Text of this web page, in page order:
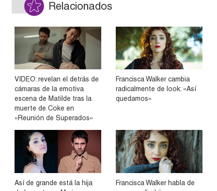
Relacionados
VIDEO: revelan el detrás de
cámaras de la emotiva
escena de Matilde tras la
muerte de Coke en
«Reunión de Superados»
Francisca Walker cambia
radicalmente de look: «Así
quedamos»
Así de grande está la hija
Francisca Walker habla de